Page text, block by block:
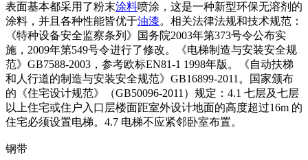
表面基本都采用了粉末涂料喷涂，这是一种新型环保无溶剂的
涂料，并且各种性能皆优于油漆。相关法律法规和技术规范：
《特种设备安全监察条列》国务院2003年第373号令公布实
施，2009年第549号令进行了修改。《电梯制造与安装安全规
范》GB7588-2003，参考欧标EN81-1 1998年版。《自动扶梯
和人行道的制造与安装安全规范》GB16899-2011。国家颁布
的《住宅设计规范》（GB50096-2011）规定：4.1 七层及七层
以上住宅或住户入口层楼面距室外设计地面的高度超过16m 的
住宅必须设置电梯。4.7 电梯不应紧邻卧室布置。
钢带